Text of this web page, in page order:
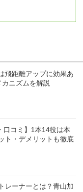
飛距離アップに効果あ
ニズムを解説
口コミ】1本14役は本
ト・デメリットも徹底
レーナーとは？青山加